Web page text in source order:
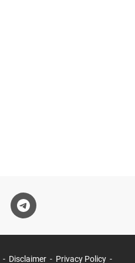
Disclaimer Privacy Policy